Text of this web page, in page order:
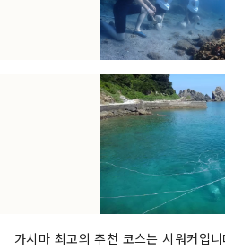
가시마 최고의 추천 코스는 시워커입